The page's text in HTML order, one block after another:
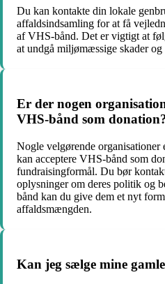
Du kan kontakte din lokale
affaldsindsamling for at få
af VHS-bånd. Det er vigtigt at
at undgå miljømæssige skader
Er der nogen
VHS-bånd som
Nogle velgørende organisationer
kan acceptere VHS-bånd som
fundraisingformål. Du bør
oplysninger om deres politik og
bånd kan du give dem et nyt
affaldsmængden.
Kan jeg sælge mine